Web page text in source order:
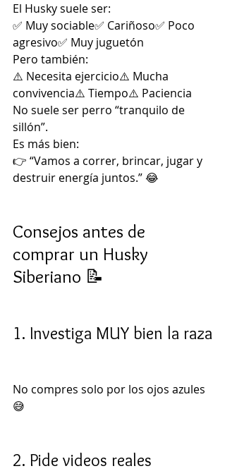
El Husky suele ser:
✅ Muy sociable✅ Cariñoso✅ Poco
agresivo✅ Muy juguetón
Pero también:
⚠️ Necesita ejercicio⚠️ Mucha
convivencia⚠️ Tiempo⚠️ Paciencia
No suele ser perro “tranquilo de
sillón”.
Es más bien:
👉 “Vamos a correr, brincar, jugar y
destruir energía juntos.” 😂
Consejos antes de
comprar un Husky
Siberiano 📝
1. Investiga MUY bien la raza
No compres solo por los ojos azules
😅
2. Pide videos reales